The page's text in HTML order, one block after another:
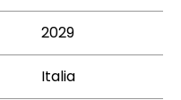
2029
Italia